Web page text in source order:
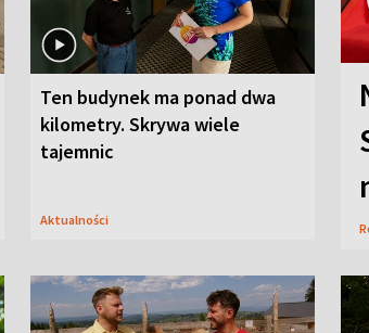
Ten budynek ma ponad dwa
kilometry. Skrywa wiele
tajemnic
Aktualności